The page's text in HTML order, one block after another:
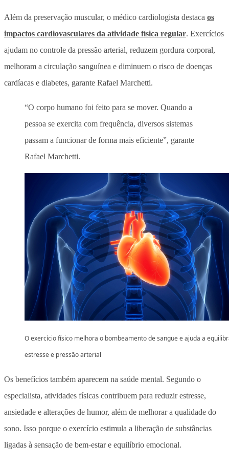
Além da preservação muscular, o médico cardiologista destaca os
impactos cardiovasculares da atividade física regular. Exercícios
ajudam no controle da pressão arterial, reduzem gordura corporal,
melhoram a circulação sanguínea e diminuem o risco de doenças
cardíacas e diabetes, garante Rafael Marchetti.
“O corpo humano foi feito para se mover. Quando a
pessoa se exercita com frequência, diversos sistemas
passam a funcionar de forma mais eficiente”, garante
Rafael Marchetti.
O exercício físico melhora o bombeamento de sangue e ajuda a
estresse e pressão arterial
Os benefícios também aparecem na saúde mental. Segundo o
especialista, atividades físicas contribuem para reduzir estresse,
ansiedade e alterações de humor, além de melhorar a qualidade do
sono. Isso porque o exercício estimula a liberação de substâncias
ligadas à sensação de bem-estar e equilíbrio emocional.